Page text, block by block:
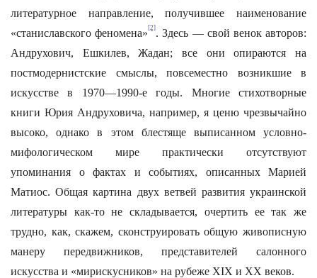
литературное направление, получившее наименование
«станиславского феномена»[2] . Здесь — свой венок авторов:
Андрухович, Ешкилев, Жадан; все они опираются на
постмодернистские смыслы, повсеместно возникшие в
искусстве в 1970—1990-е годы. Многие стихотворные
книги Юрия Андруховича, например, я ценю чрезвычайно
высоко, однако в этом блестяще выписанном условно-
мифологическом мире практически отсутствуют
упоминания о фактах и событиях, описанных Марией
Матиос. Общая картина двух ветвей развития украинской
литературы как-то не складывается, очертить ее так же
трудно, как, скажем, сконструировать общую живописную
манеру передвижников, представителей салонного
искусства и «мирискусников» на рубеже XIX и XX веков.